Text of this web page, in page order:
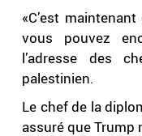
«C’est
vous pouvez
l’adresse des
palestinien.
Le chef de la
assuré que Trump